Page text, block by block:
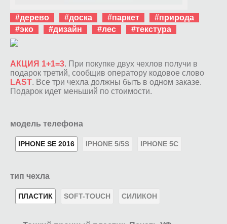
#дерево #доска #паркет
#природа
#эко
#дизайн #лес #текстура
АКЦИЯ 1+1=3. При покупке двух чехлов получи в
подарок третий, сообщив оператору кодовое слово
LAST. Все три чехла должны быть в одном заказе.
Подарок идет меньший по стоимости.
модель телефона
IPHONE SE 2016 IPHONE 5/5S IPHONE 5C
тип чехла
ПЛАСТИК SOFT-TOUCH СИЛИКОН